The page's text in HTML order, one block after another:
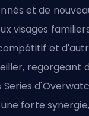
et de
visages
et
regorgeant
forte